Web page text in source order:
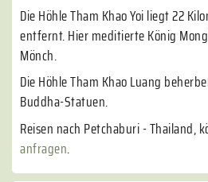
Die Höhle Tham Khao Yoi liegt 22
entfernt. Hier meditierte König
Mönch.
Die Höhle Tham Khao Luang
Buddha-Statuen.
Reisen nach Petchaburi - Thailand,
anfragen.